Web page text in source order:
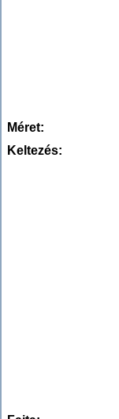
Méret:
Keltezés: